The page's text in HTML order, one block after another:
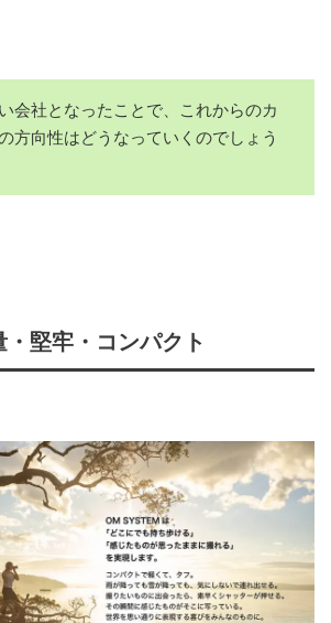
会社となったことで、これからのカ
方向性はどうなっていくのでしょう
・堅牢・コンパクト